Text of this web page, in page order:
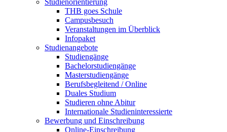
Studienorientierung
THB goes Schule
Campusbesuch
Veranstaltungen im Überblick
Infopaket
Studienangebote
Studiengänge
Bachelorstudiengänge
Masterstudiengänge
Berufsbegleitend / Online
Duales Studium
Studieren ohne Abitur
Internationale Studieninteressierte
Bewerbung und Einschreibung
Online-Einschreibung